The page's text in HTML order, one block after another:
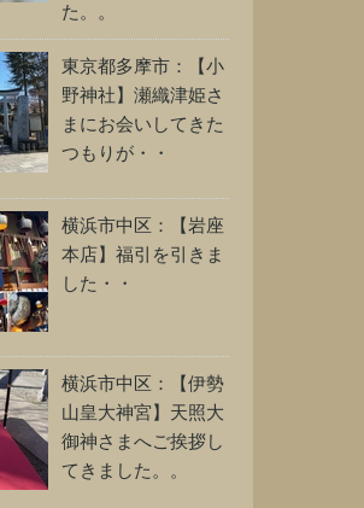
た。。
東京都多摩市：【小
野神社】瀬織津姫さ
まにお会いしてきた
つもりが・・
横浜市中区：【岩座
本店】福引を引きま
した・・
横浜市中区：【伊勢
山皇大神宮】天照大
御神さまへご挨拶し
てきました。。